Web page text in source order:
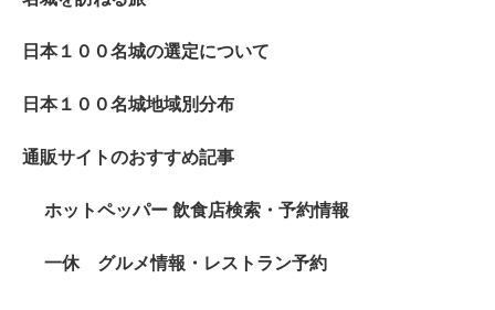
日本１００名城の選定について
日本１００名城地域別分布
通販サイトのおすすめ記事
ホットペッパー 飲食店検索・予約情報
一休 グルメ情報・レストラン予約